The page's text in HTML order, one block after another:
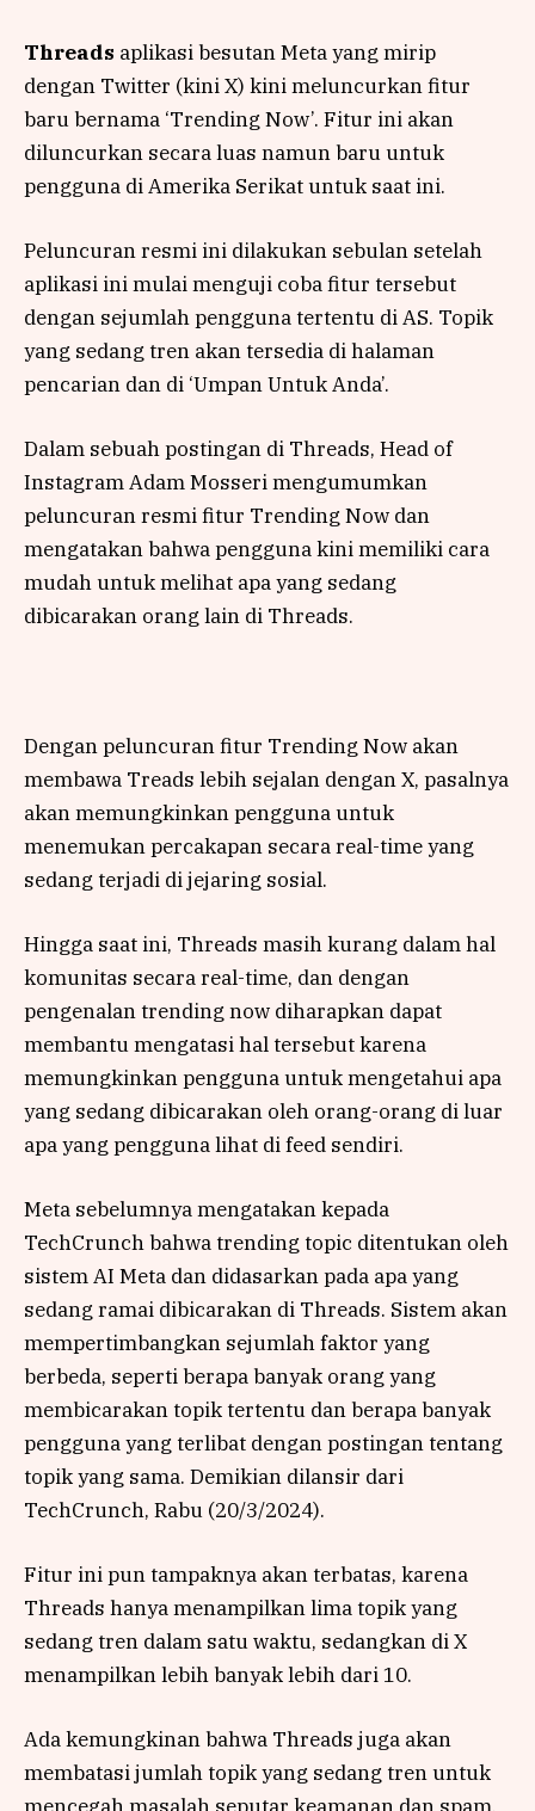
Threads aplikasi besutan Meta yang mirip
dengan Twitter (kini X) kini meluncurkan fitur
baru bernama ‘Trending Now’. Fitur ini akan
diluncurkan secara luas namun baru untuk
pengguna di Amerika Serikat untuk saat ini.
Peluncuran resmi ini dilakukan sebulan setelah
aplikasi ini mulai menguji coba fitur tersebut
dengan sejumlah pengguna tertentu di AS. Topik
yang sedang tren akan tersedia di halaman
pencarian dan di ‘Umpan Untuk Anda’.
Dalam sebuah postingan di Threads, Head of
Instagram Adam Mosseri mengumumkan
peluncuran resmi fitur Trending Now dan
mengatakan bahwa pengguna kini memiliki cara
mudah untuk melihat apa yang sedang
dibicarakan orang lain di Threads.
Dengan peluncuran fitur Trending Now akan
membawa Treads lebih sejalan dengan X, pasalnya
akan memungkinkan pengguna untuk
menemukan percakapan secara real-time yang
sedang terjadi di jejaring sosial.
Hingga saat ini, Threads masih kurang dalam hal
komunitas secara real-time, dan dengan
pengenalan trending now diharapkan dapat
membantu mengatasi hal tersebut karena
memungkinkan pengguna untuk mengetahui apa
yang sedang dibicarakan oleh orang-orang di luar
apa yang pengguna lihat di feed sendiri.
Meta sebelumnya mengatakan kepada
TechCrunch bahwa trending topic ditentukan oleh
sistem AI Meta dan didasarkan pada apa yang
sedang ramai dibicarakan di Threads. Sistem akan
mempertimbangkan sejumlah faktor yang
berbeda, seperti berapa banyak orang yang
membicarakan topik tertentu dan berapa banyak
pengguna yang terlibat dengan postingan tentang
topik yang sama. Demikian dilansir dari
TechCrunch, Rabu (20/3/2024).
Fitur ini pun tampaknya akan terbatas, karena
Threads hanya menampilkan lima topik yang
sedang tren dalam satu waktu, sedangkan di X
menampilkan lebih banyak lebih dari 10.
Ada kemungkinan bahwa Threads juga akan
membatasi jumlah topik yang sedang tren untuk